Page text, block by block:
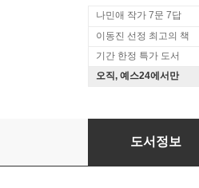
나민애 작가 7문 7답
이동진 선정 최고의 책
기간 한정 특가 도서
오직, 예스24에서만
저 청소일 하는데요?
도서정보